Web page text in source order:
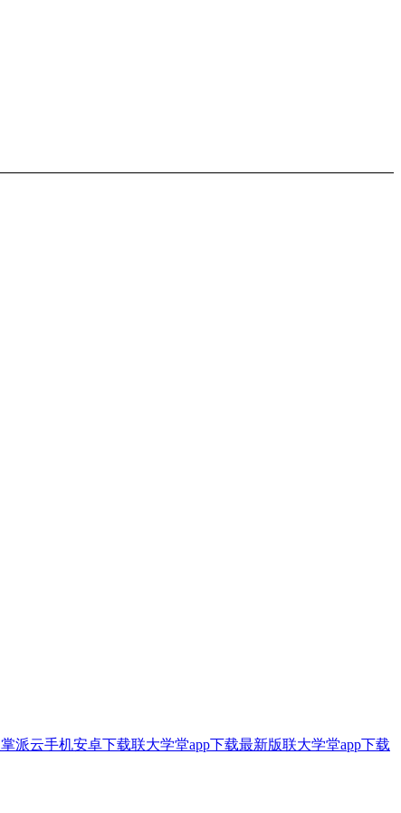
掌派云手机安卓下载联大学堂app下载最新版联大学堂app下载